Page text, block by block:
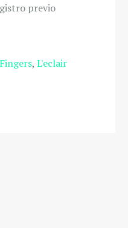
previo
L'eclair